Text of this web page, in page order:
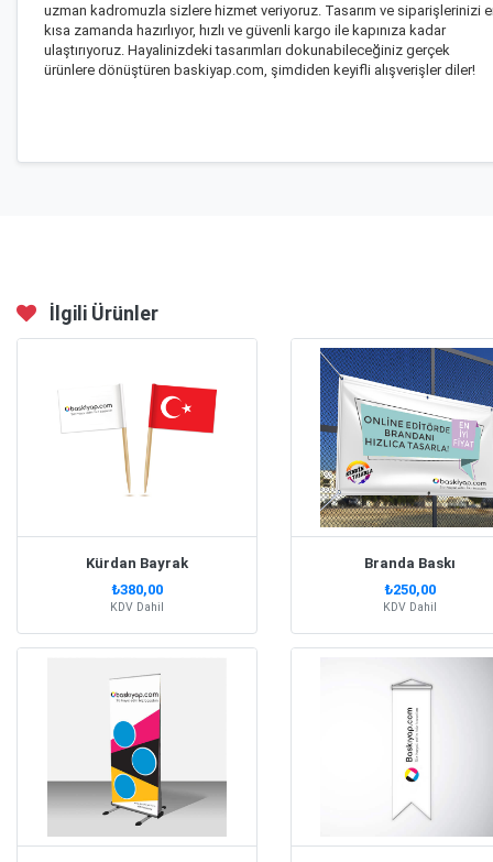
uzman kadromuzla sizlere hizmet veriyoruz. Tasarım ve siparişlerinizi
kısa zamanda hazırlıyor, hızlı ve güvenli kargo ile kapınıza kadar
ulaştırıyoruz. Hayalinizdeki tasarımları dokunabileceğiniz gerçek
ürünlere dönüştüren baskiyap.com, şimdiden keyifli alışverişler diler!
İlgili Ürünler
Kürdan Bayrak
₺380,00
KDV Dahil
Branda Baskı
₺250,00
KDV Dahil